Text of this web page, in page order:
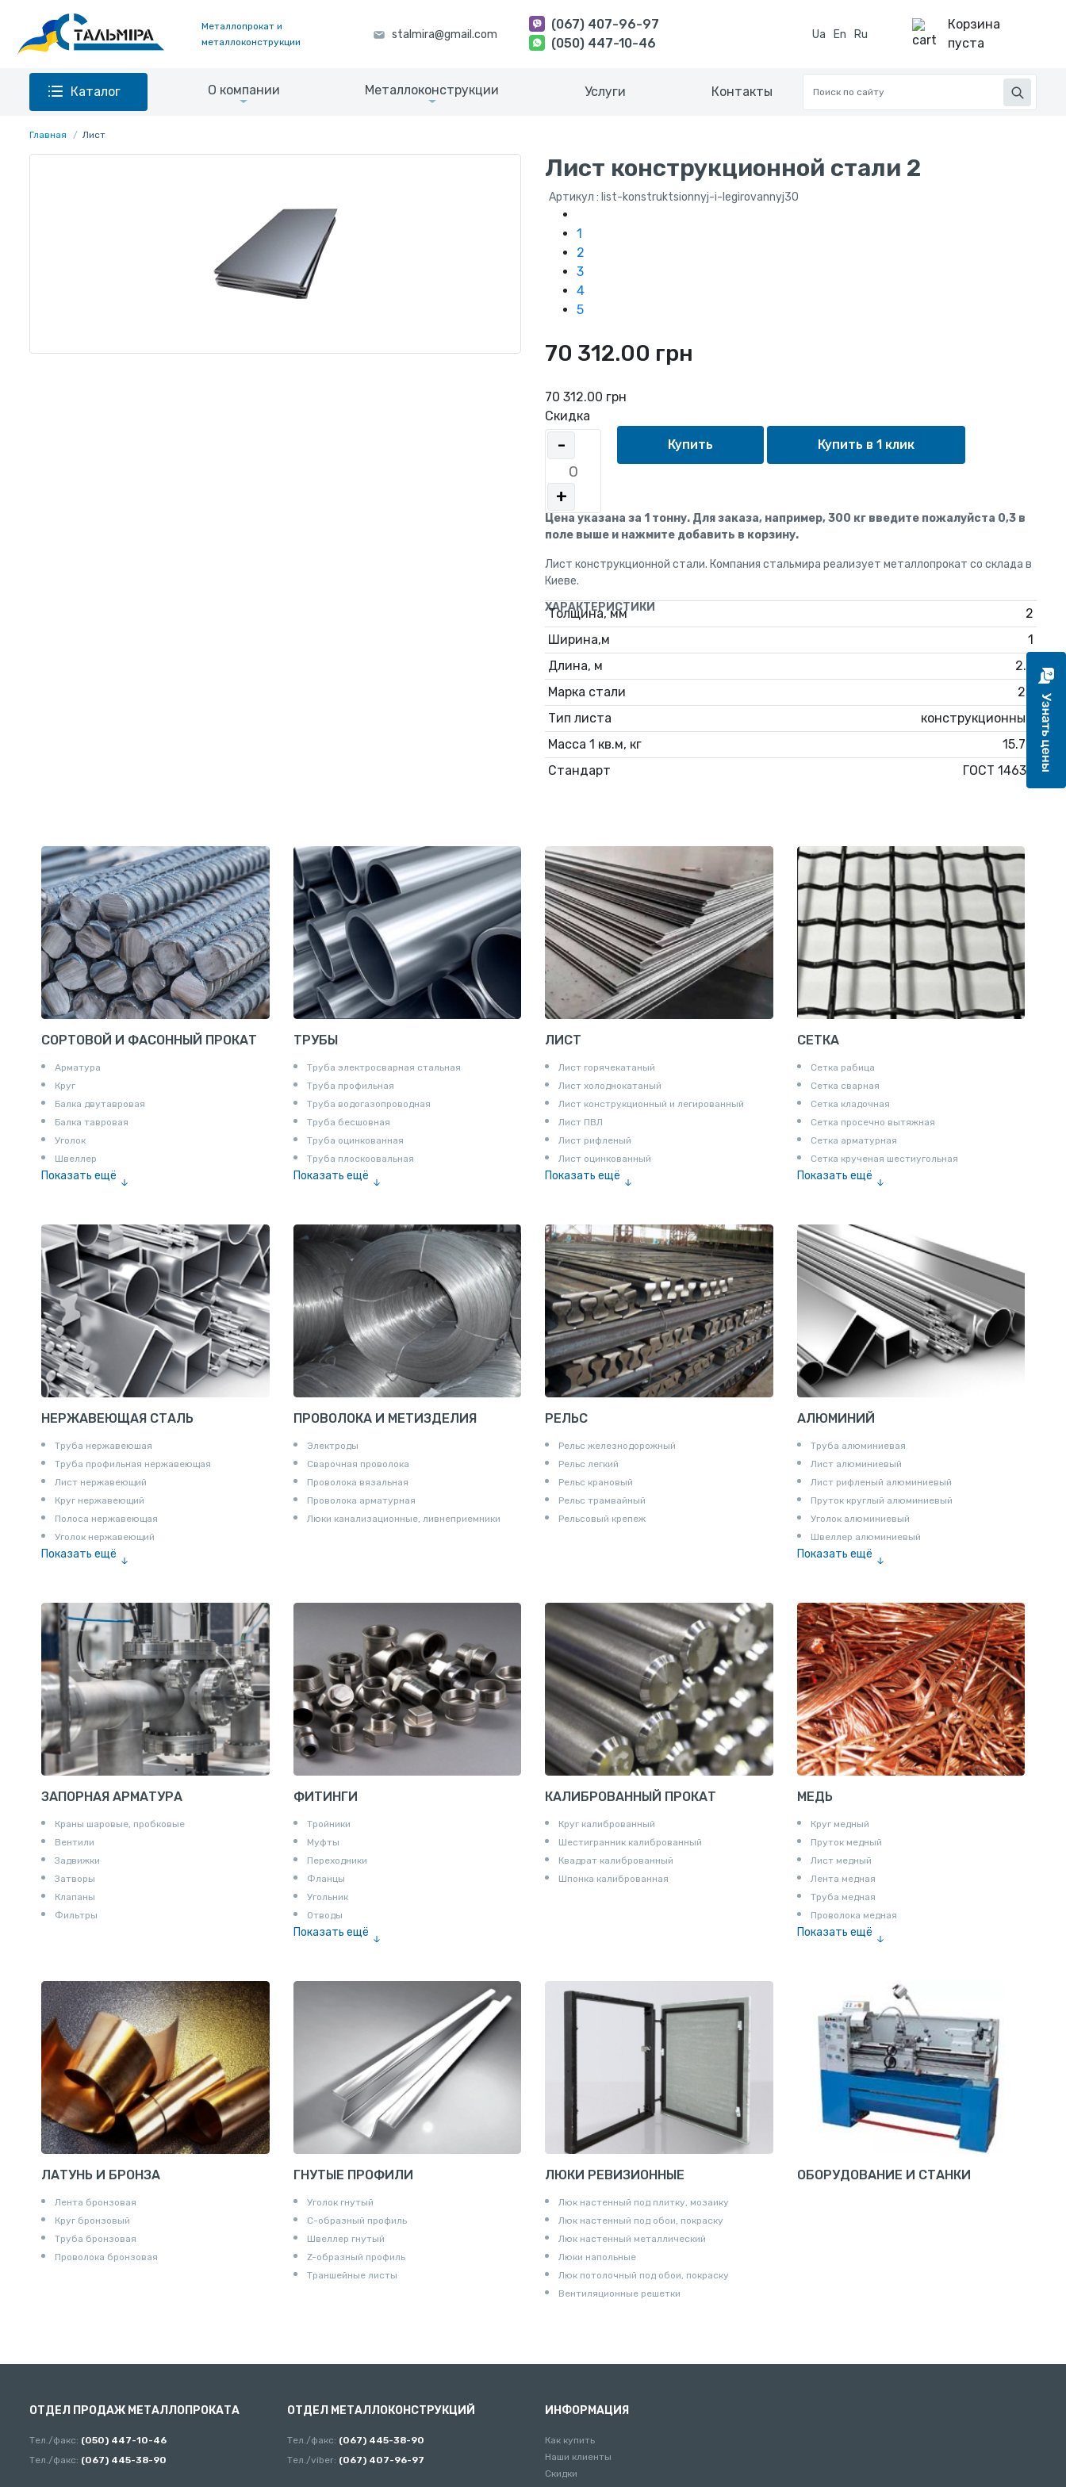
Металлопрокат и
металлоконструкции
(067) 407-96-97
(050) 447-10-46
Ua En Ru
Корзина
пуста
Каталог О компании Металлоконструкции Услуги Контакты
Главная Лист
Лист конструкционной стали 2
Артикул : list-konstruktsionnyj-i-legirovannyj30
1
2
3
4
5
70 312.00 грн
70 312.00 грн
Скидка
-
+
Купить в 1 клик
Цена указана за 1 тонну. Для заказа, например, 300 кг введите пожалуйста 0,3 в
поле выше и нажмите добавить в корзину.
Лист конструкционной стали. Компания стальмира реализует металлопрокат со склада в
Киеве.
ХАРАКТЕРИСТИКИ
Толщина, мм
2
Ширина,м
1
Длина, м
2.5
Марка стали
20
Тип листа
конструкционный
Масса 1 кв.м, кг
15.72
Стандарт
ГОСТ 14637
СОРТОВОЙ И ФАСОННЫЙ ПРОКАТ
Арматура
Круг
Балка двутавровая
Балка тавровая
Уголок
Швеллер
Показать ещё
Катанка
Шестигранник
Полособульб
Полукруг
Шпунт Ларсена
ТРУБЫ
Труба электросварная стальная
Труба профильная
Труба водогазопроводная
Труба бесшовная
Труба оцинкованная
Труба плоскоовальная
Показать ещё
ЛИСТ
Лист горячекатаный
Лист холоднокатаный
Лист конструкционный и легированный
Лист ПВЛ
Лист рифленый
Лист оцинкованный
Показать ещё
СЕТКА
Сетка рабица
Сетка сварная
Сетка кладочная
Сетка просечно вытяжная
Сетка арматурная
Сетка крученая шестиугольная
Показать ещё
НЕРЖАВЕЮЩАЯ СТАЛЬ
Труба нержавеюшая
Труба профильная нержавеющая
Лист нержавеющий
Круг нержавеющий
Полоса нержавеющая
Уголок нержавеющий
Показать ещё
ПРОВОЛОКА И МЕТИЗДЕЛИЯ
Электроды
Сварочная проволока
Проволока вязальная
Проволока арматурная
Люки канализационные, ливнеприемники
РЕЛЬС
Рельс железнодорожный
Рельс легкий
Рельс крановый
Рельс трамвайный
Рельсовый крепеж
АЛЮМИНИЙ
Труба алюминиевая
Лист алюминиевый
Лист рифленый алюминиевый
Пруток круглый алюминиевый
Уголок алюминиевый
Швеллер алюминиевый
Показать ещё
Шина электротехническая
Алюминиевая плита
Z профиль алюминиевый
Т профиль алюминиевый
Пруток квадратный алюминиевый
Полоса алюминиевая
Пруток шестигранный алюминиевый
ЗАПОРНАЯ АРМАТУРА
Краны шаровые, пробковые
Вентили
Задвижки
Затворы
Клапаны
Фильтры
ФИТИНГИ
Тройники
Муфты
Переходники
Фланцы
Угольник
Отводы
Показать ещё
Удлинители для труб
Крестовины
Контргайки
КАЛИБРОВАННЫЙ ПРОКАТ
Круг калиброванный
Шестигранник калиброванный
Квадрат калиброванный
Шпонка калиброванная
МЕДЬ
Круг медный
Пруток медный
Лист медный
Лента медная
Труба медная
Проволока медная
Показать ещё
ЛАТУНЬ И БРОНЗА
Лента бронзовая
Круг бронзовый
Труба бронзовая
Проволока бронзовая
ГНУТЫЕ ПРОФИЛИ
Уголок гнутый
С-образный профиль
Швеллер гнутый
Z-образный профиль
Траншейные листы
ЛЮКИ РЕВИЗИОННЫЕ
Люк настенный под плитку, мозаику
Люк настенный под обои, покраску
Люк настенный металлический
Люки напольные
Люк потолочный под обои, покраску
Вентиляционные решетки
ОБОРУДОВАНИЕ И СТАНКИ
ОТДЕЛ ПРОДАЖ МЕТАЛЛОПРОКАТА
Тел./факс: (050) 447-10-46
Тел./факс: (067) 445-38-90
ОТДЕЛ МЕТАЛЛОКОНСТРУКЦИЙ
Тел./факс: (067) 445-38-90
Тел./viber: (067) 407-96-97
ИНФОРМАЦИЯ
Как купить
Наши клиенты
Скидки